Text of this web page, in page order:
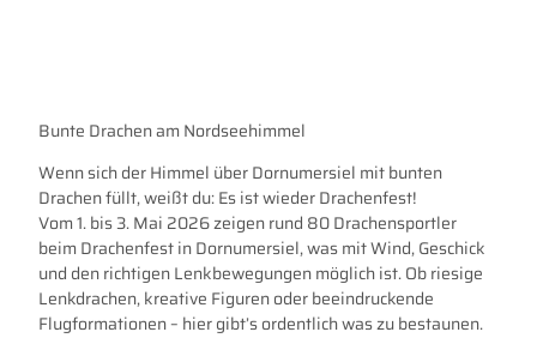
Bunte Drachen am Nordseehimmel
Wenn sich der Himmel über Dornumersiel mit bunten
Drachen füllt, weißt du: Es ist wieder Drachenfest!
Vom 1. bis 3. Mai 2026 zeigen rund 80 Drachensportler
beim Drachenfest in Dornumersiel, was mit Wind, Geschick
und den richtigen Lenkbewegungen möglich ist. Ob riesige
Lenkdrachen, kreative Figuren oder beeindruckende
Flugformationen – hier gibt’s ordentlich was zu bestaunen.